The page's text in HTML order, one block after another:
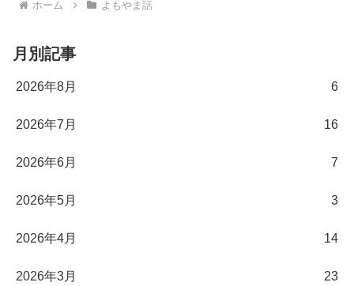
ホーム よもやま話
月別記事
2026年8月 6
2026年7月 16
2026年6月 7
2026年5月 3
2026年4月 14
2026年3月 23